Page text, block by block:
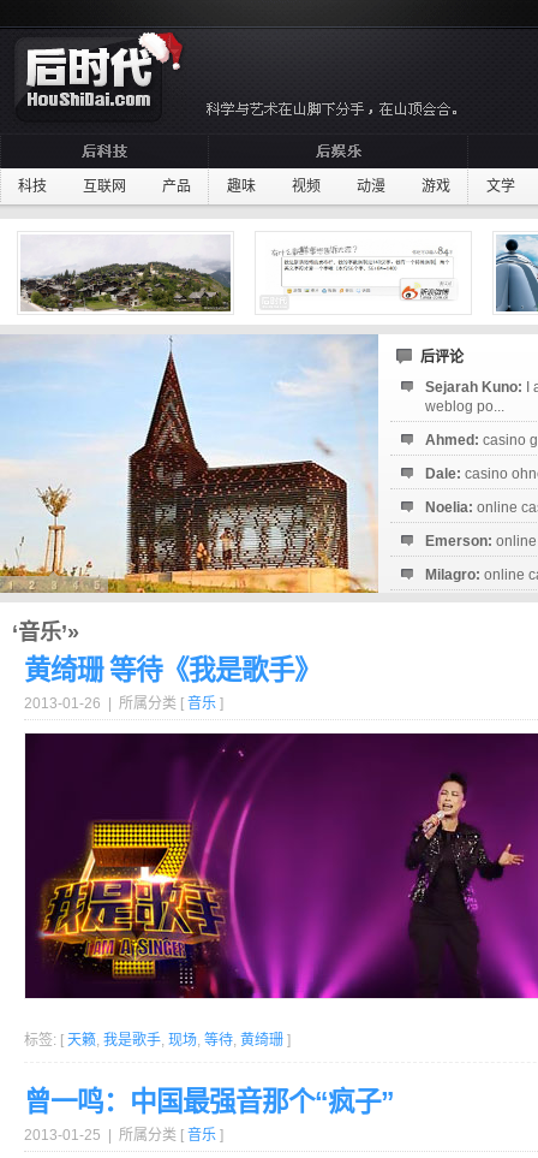
科技 互联网 产品 趣味 视频 动漫 游戏 文学
后评论
Sejarah Kuno:
weblog po...
Ahmed: casino
Dale: casino
Noelia: online
Emerson:
Milagro: online
‘音乐’»
黄绮珊 等待《我是歌手》
2013-01-26 | 所属分类 [ 音乐 ]
标签: [ 天籁, 我是歌手, 现场, 等待, 黄绮珊 ]
曾一鸣：中国最强音那个“疯子”
2013-01-25 | 所属分类 [ 音乐 ]